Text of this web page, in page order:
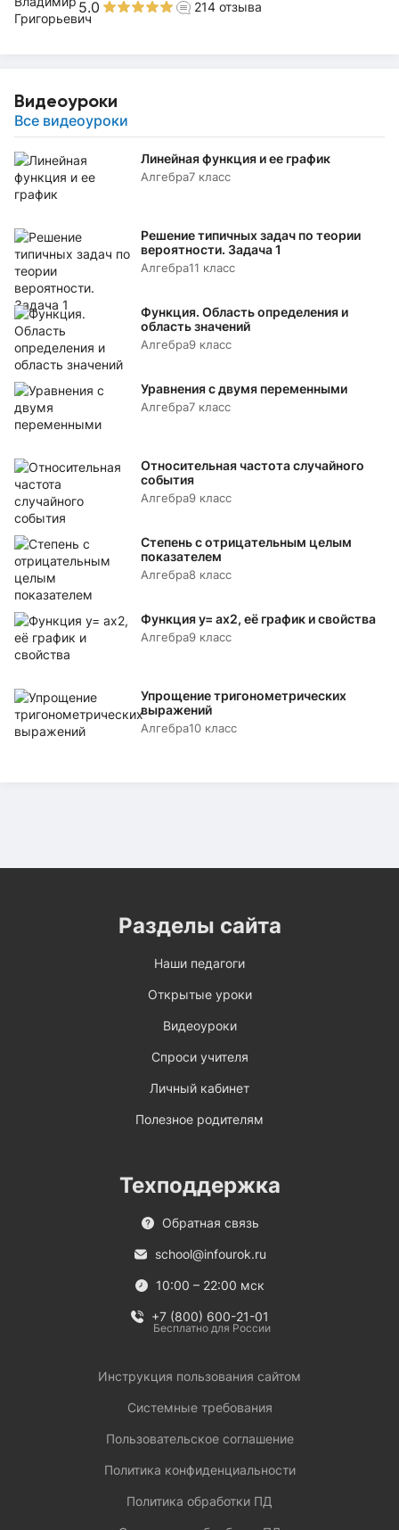
5.0 214 отзыва
Видеоуроки
Все видеоуроки
Линейная функция и ее график
Алгебра7 класс
Решение типичных задач по теории
вероятности. Задача 1
Алгебра11 класс
Функция. Область определения и
область значений
Алгебра9 класс
Уравнения с двумя переменными
Алгебра7 класс
Относительная частота случайного
события
Алгебра9 класс
Степень с отрицательным целым
показателем
Алгебра8 класс
Функция y= аx2, её график и свойства
Алгебра9 класс
Упрощение тригонометрических
выражений
Алгебра10 класс
Разделы сайта
Наши педагоги
Открытые уроки
Видеоуроки
Спроси учителя
Личный кабинет
Полезное родителям
Техподдержка
Обратная связь
school@infourok.ru
10:00 – 22:00 мск
+7 (800) 600-21-01
Бесплатно для России
Инструкция пользования сайтом
Системные требования
Пользовательское соглашение
Политика конфиденциальности
Политика обработки ПД